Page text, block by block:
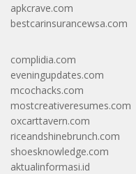
apkcrave.com
bestcarinsurancewsa.com
complidia.com
eveningupdates.com
mcochacks.com
mostcreativeresumes.com
oxcarttavern.com
riceandshinebrunch.com
shoesknowledge.com
aktualinformasi.id